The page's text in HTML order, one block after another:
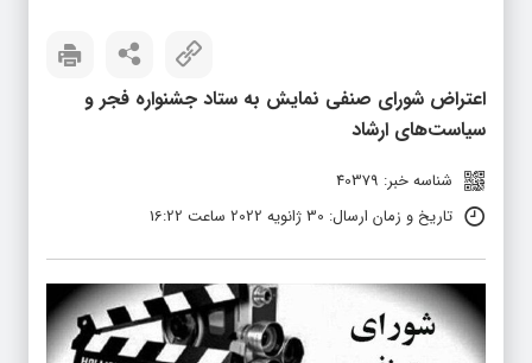
اعتراض شورای صنفی نمایش به ستاد جشنواره فجر و
سیاست‌های ارشاد
شناسه خبر: 40379
تاریخ و زمان ارسال: 30 ژانویه 2022 ساعت 16:22